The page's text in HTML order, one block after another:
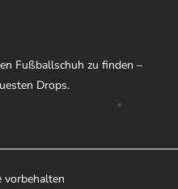
Optionen
können
der
Produktseite
Fußballschuh zu finden –
Drops.
vorbehalten